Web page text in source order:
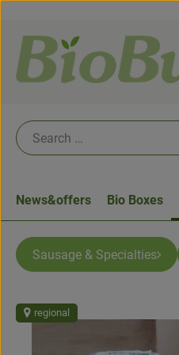
News&offers Bio Boxes
Sausage & Specialties
regional